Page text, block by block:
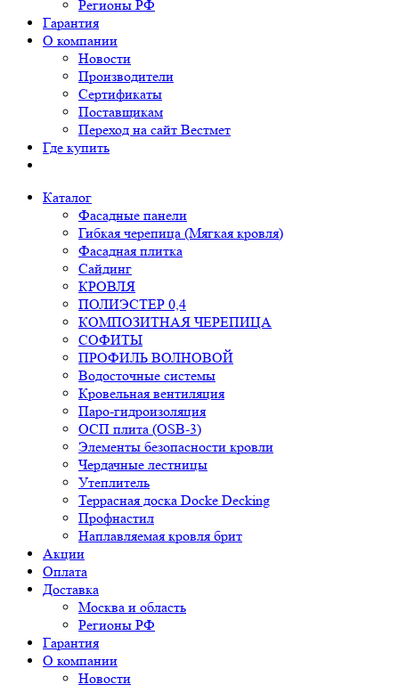
Регионы РФ
Гарантия
О компании
Новости
Производители
Сертификаты
Поставщикам
Переход на сайт Вестмет
Где купить
Каталог
Фасадные панели
Гибкая черепица (Мягкая кровля)
Фасадная плитка
Сайдинг
КРОВЛЯ
ПОЛИЭСТЕР 0,4
КОМПОЗИТНАЯ ЧЕРЕПИЦА
СОФИТЫ
ПРОФИЛЬ ВОЛНОВОЙ
Водосточные системы
Кровельная вентиляция
Паро-гидроизоляция
ОСП плита (OSB-3)
Элементы безопасности кровли
Чердачные лестницы
Утеплитель
Террасная доска Docke Decking
Профнастил
Наплавляемая кровля брит
Акции
Оплата
Доставка
Москва и область
Регионы РФ
Гарантия
О компании
Новости